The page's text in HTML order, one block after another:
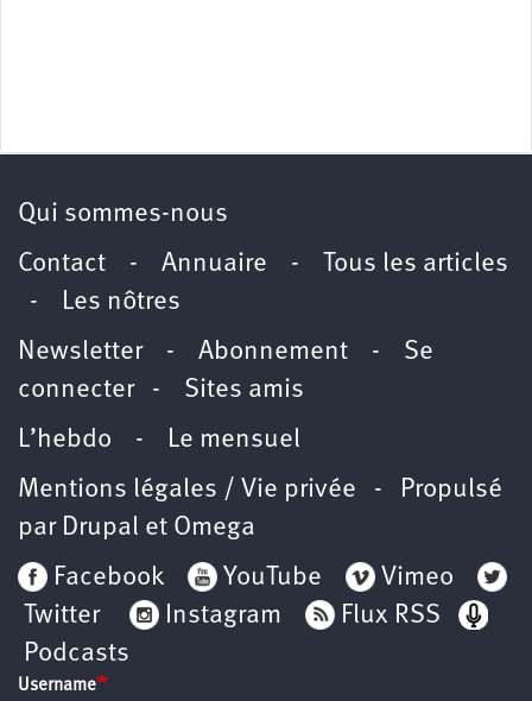
Qui sommes-nous
Contact - Annuaire - Tous les articles
-
Les nôtres
Newsletter- Abonnement - Se
connecter- Sites amis
L’hebdo -
Le mensuel
Mentions légales / Vie privée - Propulsé
par Drupal et Omega
Facebook
YouTube
Vimeo
Twitter
Instagram
Flux RSS
Podcasts
Username